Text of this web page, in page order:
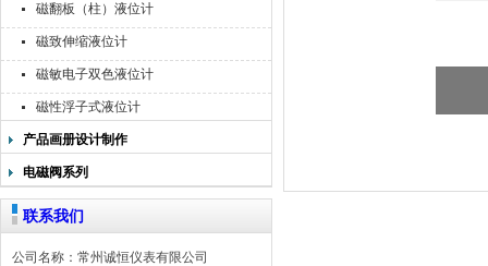
磁翻板（柱）液位计
磁致伸缩液位计
磁敏电子双色液位计
磁性浮子式液位计
产品画册设计制作
电磁阀系列
联系我们
公司名称：常州诚恒仪表有限公司